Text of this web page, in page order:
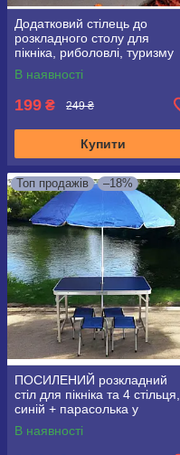
Додатковий стілець до
розкладного столу для
пікніка, риболовлі, туризму
В наявності
199 ₴ 249 ₴
Купити
Топ продажів –18%
ПОСИЛЕНИЙ розкладний
стіл для пікніка та 4 стільця,
синій + парасолька у
подарунок!
В наявності